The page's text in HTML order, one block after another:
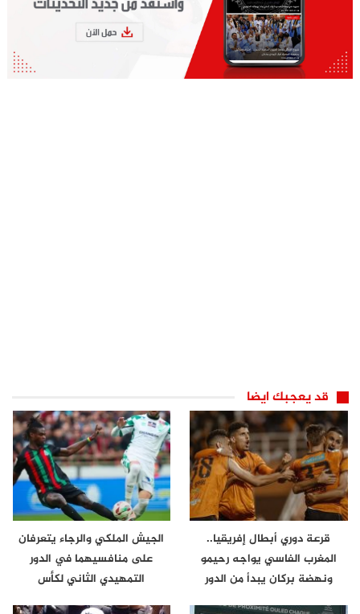
قد يعجبك ايضا
قرعة دوري أبطال إفريقيا..
المغرب الفاسي يواجه رحيمو
ونهضة بركان يبدأ من الدور
الجيش الملكي والرجاء يتعرفان
على منافسيهما في الدور
التمهيدي الثاني لكأس